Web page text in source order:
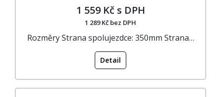
1 559 Kč s DPH
1 289 Kč bez DPH
Rozměry Strana spolujezdce: 350mm Strana…
Detail